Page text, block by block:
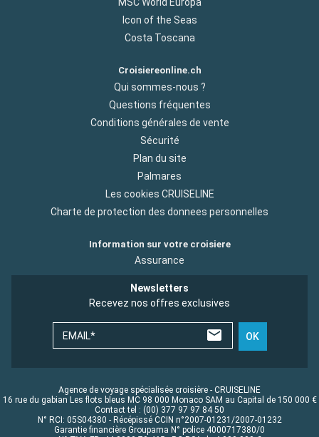
MSC World Europa
Icon of the Seas
Costa Toscana
Croisiereonline.ch
Qui sommes-nous ?
Questions fréquentes
Conditions générales de vente
Sécurité
Plan du site
Palmares
Les cookies CRUISELINE
Charte de protection des donnees personnelles
Information sur votre croisiere
Assurance
Newsletters
Recevez nos offres exclusives
EMAIL* OK
Agence de voyage spécialisée croisière - CRUISELINE
16 rue du gabian Les flots bleus MC 98 000 Monaco SAM au Capital de 150 000 €
Contact tel : (00) 377 97 97 84 50
N° RCI: 05S04380 - Récépissé CCIN n°2007-01231/2007-01232
Garantie financière Groupama N° police 4000717380/0